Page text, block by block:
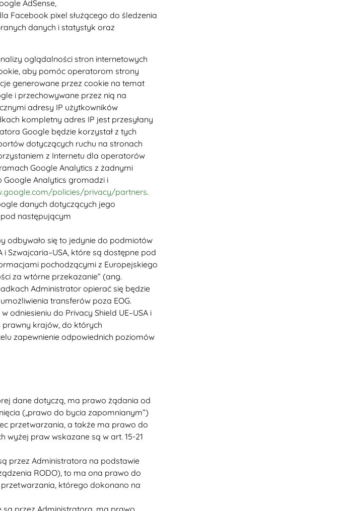
AdSense,
Facebook pixel służącego do śledzenia
danych i statystyk oraz
oglądalności stron internetowych
aby pomóc operatorom strony
generowane przez cookie na temat
i przechowywane przez nią na
adresy IP użytkowników
kompletny adres IP jest przesyłany
Google będzie korzystał z tych
dotyczących ruchu na stronach
z Internetu dla operatorów
Google Analytics z żadnymi
Analytics gromadzi i
policies/privacy/partners.
danych dotyczących jego
następującym
odbywało się to jedynie do podmiotów
Szwajcaria–USA, które są dostępne pod
pochodzącymi z Europejskiego
za wtórne przekazanie” (ang.
Administrator opierać się będzie
transferów poza EOG.
odniesieniu do Privacy Shield UE–USA i
krajów, do których
zapewnienie odpowiednich poziomów
dane dotyczą, ma prawo żądania od
(„prawo do bycia zapomnianym”)
przetwarzania, a także ma prawo do
wyżej praw wskazane są w art. 15-21
przez Administratora na podstawie
RODO), to ma ona prawo do
którego dokonano na
przez Administratora, ma prawo